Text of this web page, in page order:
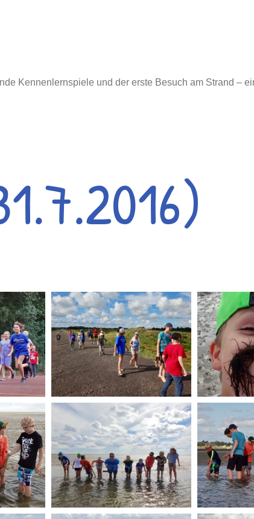
Kennenlernspiele und der erste Besuch am Strand –